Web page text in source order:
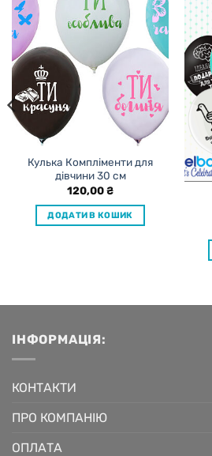
Кулька Компліменти для
дівчини 30 см
120,00₴
ДОДАТИ В КОШИК
ІНФОРМАЦІЯ:
КОНТАКТИ
ПРО КОМПАНІЮ
ОПЛАТА